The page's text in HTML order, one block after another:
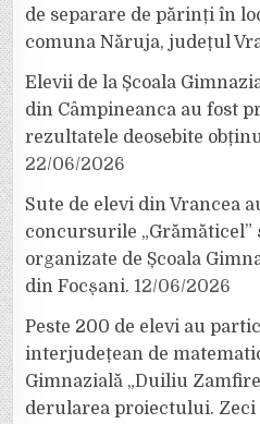
de separare de părinți în
comuna Năruja, județul
Elevii de la Școala
din Câmpineanca au fost
rezultatele deosebite
22/06/2026
Sute de elevi din Vrancea
concursurile „Grămăticel”
organizate de Școala
din Focșani. 12/06/2026
Peste 200 de elevi au
interjudețean de
Gimnazială „Duiliu
derularea proiectului. Zeci